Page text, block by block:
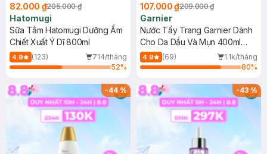
82.000 ₫205.000 ₫
Hatomugi
Sữa Tắm Hatomugi Dưỡng Ẩm
Chiết Xuất Ý Dĩ 800ml
4.9 (123)
714/tháng
52%
107.000 ₫209.000 ₫
Garnier
Nước Tẩy Trang Garnier Dành
Cho Da Dầu Và Mụn 400ml
(Mới)
4.9 (69)
1.1k/tháng
80%
-44% -43%